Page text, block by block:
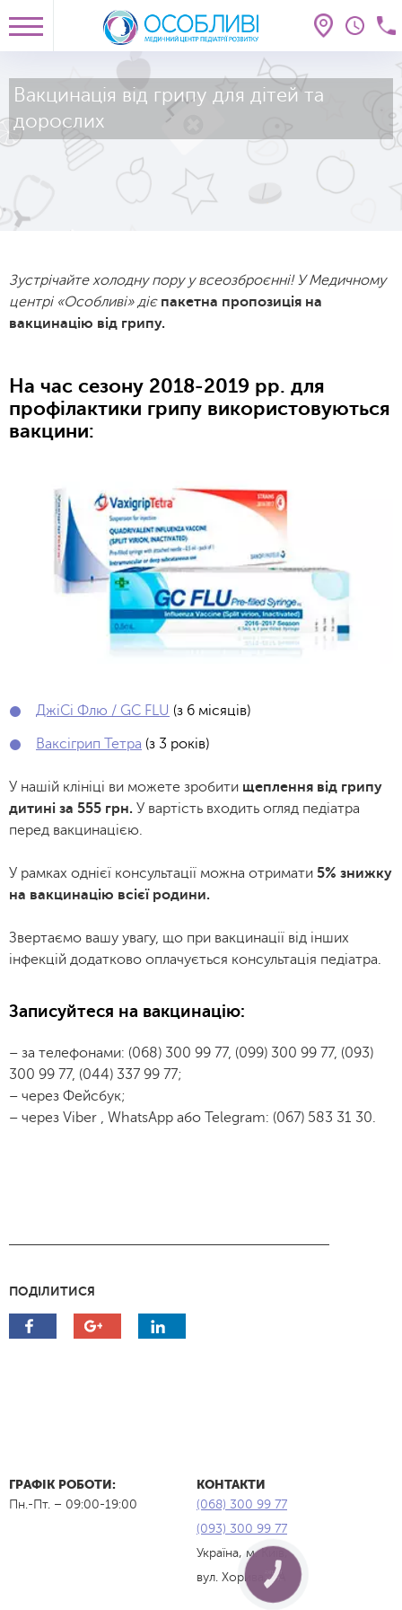
Вакцинація від грипу для дітей та
дорослих
Зустрічайте холодну пору у всеозброєнні! У Медичному
центрі «Особливі» діє пакетна пропозиція на
вакцинацію від грипу.
На час сезону 2018-2019 рр. для
профілактики грипу використовуються
вакцини:
ДжіСі Флю / GC FLU (з 6 місяців)
Ваксігрип Тетра (з 3 років)
У нашій клініці ви можете зробити щеплення від грипу
дитині за 555 грн. У вартість входить огляд педіатра
перед вакцинацією.
У рамках однієї консультації можна отримати 5% знижку
на вакцинацію всієї родини.
Звертаємо вашу увагу, що при вакцинації від інших
інфекцій додатково оплачується консультація педіатра.
Записуйтеся на вакцинацію:
– за телефонами: (068) 300 99 77, (099) 300 99 77, (093)
300 99 77, (044) 337 99 77;
– через Фейсбук;
– через Viber , WhatsApp або Telegram: (067) 583 31 30.
ПОДІЛИТИСЯ
ГРАФІК РОБОТИ:
Пн.-Пт. – 09:00-19:00
КОНТАКТИ
(068) 300 99 77
(093) 300 99 77
Україна, м. Київ,
вул. Хорива, 3А
КНОПКА
ЗВ'ЯЗКУ